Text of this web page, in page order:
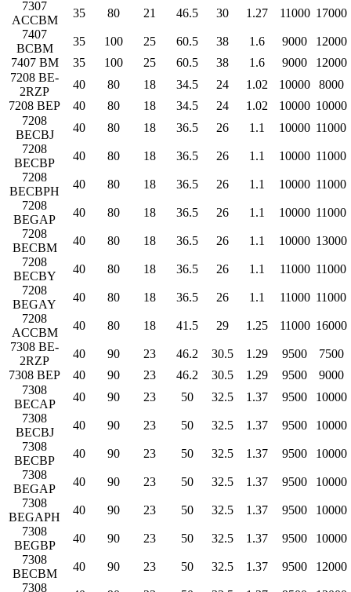
7307
ACCBM
35 80 21 46.5 30 1.27 11000 17000
7407
BCBM
35 100 25 60.5 38 1.6 9000
12000
7407 BM
35 100 25 60.5 38 1.6 9000
12000
7208 BE-
2RZP
40 80 18 34.5 24 1.02 10000
8000
7208 BEP
40 80 18 34.5 24 1.02 10000 10000
7208
BECBJ
40 80 18 36.5 26 1.1 10000 11000
7208
BECBP
40 80 18 36.5 26 1.1 10000 11000
7208
BECBPH
40 80 18 36.5 26 1.1 10000 11000
7208
BEGAP
40 80 18 36.5 26 1.1 10000 11000
7208
BECBM
40 80 18 36.5 26 1.1 10000 13000
7208
BECBY
40 80 18 36.5 26 1.1 11000 11000
7208
BEGAY
40 80 18 36.5 26 1.1 11000 11000
7208
ACCBM
40 80 18 41.5 29 1.25 11000 16000
7308 BE-
2RZP
40 90 23 46.2 30.5 1.29 9500
7500
7308 BEP
40 90 23 46.2 30.5 1.29 9500
9000
7308
BECAP
40 90 23 50 32.5 1.37 9500
10000
7308
BECBJ
40 90 23 50 32.5 1.37 9500
10000
7308
BECBP
40 90 23 50 32.5 1.37 9500
10000
7308
BEGAP
40 90 23 50 32.5 1.37 9500
10000
7308
BEGAPH
40 90 23 50 32.5 1.37 9500
10000
7308
BEGBP
40 90 23 50 32.5 1.37 9500
10000
7308
BECBM
40 90 23 50 32.5 1.37 9500
12000
7308